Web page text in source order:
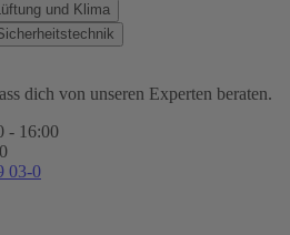
und Klima
dich von unseren Experten beraten.
- 16:00
03-0